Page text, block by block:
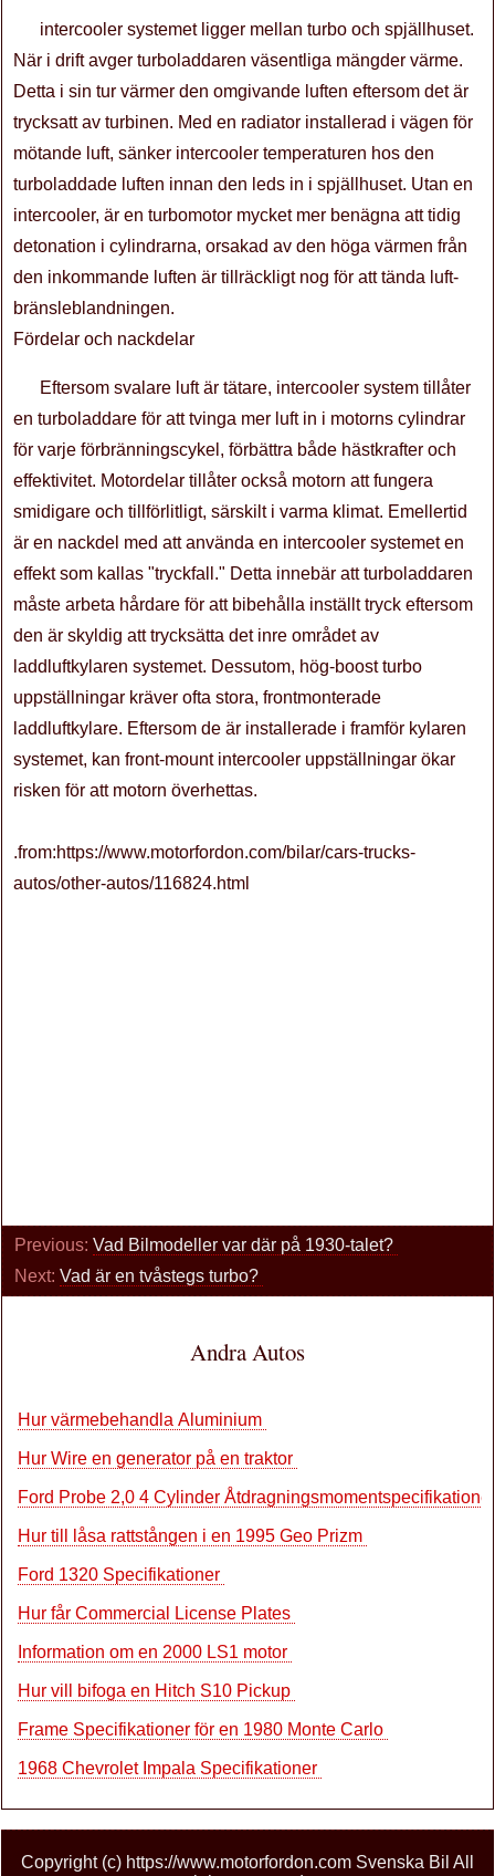
intercooler systemet ligger mellan turbo och spjällhuset.
När i drift avger turboladdaren väsentliga mängder värme.
Detta i sin tur värmer den omgivande luften eftersom det är
trycksatt av turbinen. Med en radiator installerad i vägen för
mötande luft, sänker intercooler temperaturen hos den
turboladdade luften innan den leds in i spjällhuset. Utan en
intercooler, är en turbomotor mycket mer benägna att tidig
detonation i cylindrarna, orsakad av den höga värmen från
den inkommande luften är tillräckligt nog för att tända luft-
bränsleblandningen.
Fördelar och nackdelar
Eftersom svalare luft är tätare, intercooler system tillåter
en turboladdare för att tvinga mer luft in i motorns cylindrar
för varje förbränningscykel, förbättra både hästkrafter och
effektivitet. Motordelar tillåter också motorn att fungera
smidigare och tillförlitligt, särskilt i varma klimat. Emellertid
är en nackdel med att använda en intercooler systemet en
effekt som kallas "tryckfall." Detta innebär att turboladdaren
måste arbeta hårdare för att bibehålla inställt tryck eftersom
den är skyldig att trycksätta det inre området av
laddluftkylaren systemet. Dessutom, hög-boost turbo
uppställningar kräver ofta stora, frontmonterade
laddluftkylare. Eftersom de är installerade i framför kylaren
systemet, kan front-mount intercooler uppställningar ökar
risken för att motorn överhettas.
.from:https://www.motorfordon.com/bilar/cars-trucks-
autos/other-autos/116824.html
Previous: Vad Bilmodeller var där på 1930-talet?
Next: Vad är en tvåstegs turbo?
Andra Autos
Hur värmebehandla Aluminium
Hur Wire en generator på en traktor
Ford Probe 2,0 4 Cylinder
Hur till låsa rattstången i en 1995 Geo Prizm
Ford 1320 Specifikationer
Hur får Commercial License Plates
Information om en 2000 LS1 motor
Hur vill bifoga en Hitch S10 Pickup
Frame Specifikationer för en 1980 Monte Carlo
1968 Chevrolet Impala Specifikationer
Copyright (c) https://www.motorfordon.com Svenska Bil All